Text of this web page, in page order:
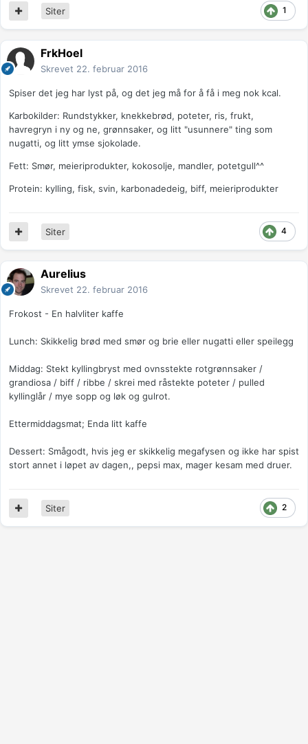
1
Siter
FrkHoel
Skrevet 22. februar 2016
Spiser det jeg har lyst på, og det jeg må for å få i meg nok kcal.
Karbokilder: Rundstykker, knekkebrød, poteter, ris, frukt,
havregryn i ny og ne, grønnsaker, og litt "usunnere" ting som
nugatti, og litt ymse sjokolade.
Fett: Smør, meieriprodukter, kokosolje, mandler, potetgull^^
Protein: kylling, fisk, svin, karbonadedeig, biff, meieriprodukter
4
Siter
Aurelius
Skrevet 22. februar 2016
Frokost - En halvliter kaffe
Lunch: Skikkelig brød med smør og brie eller nugatti eller speilegg
Middag: Stekt kyllingbryst med ovnsstekte rotgrønnsaker /
grandiosa / biff / ribbe / skrei med råstekte poteter / pulled
kyllinglår / mye sopp og løk og gulrot.
Ettermiddagsmat; Enda litt kaffe
Dessert: Smågodt, hvis jeg er skikkelig megafysen og ikke har spist
stort annet i løpet av dagen,, pepsi max, mager kesam med druer.
2
Siter